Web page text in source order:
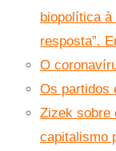
biopolítica
resposta”.
O
Os partidos
Zizek sobre
capitalismo